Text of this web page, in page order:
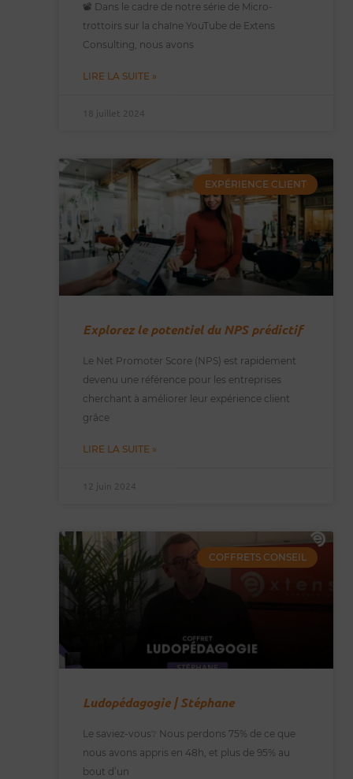
📽️ Dans le cadre de notre série de Micro-
trottoirs sur la chaîne YouTube de Extens
Consulting, nous avons
LIRE LA SUITE »
18 juillet 2024
EXPÉRIENCE CLIENT
Explorez le potentiel du NPS prédictif
Le Net Promoter Score (NPS) est rapidement
devenu une référence pour les entreprises
cherchant à améliorer leur expérience client
grâce
LIRE LA SUITE »
12 juin 2024
COFFRETS CONSEIL
Ludopédagogie | Stéphane
Le saviez-vous❔ Nous perdons 75% de ce que
nous avons appris en 48h, et plus de 95% au
bout d’un